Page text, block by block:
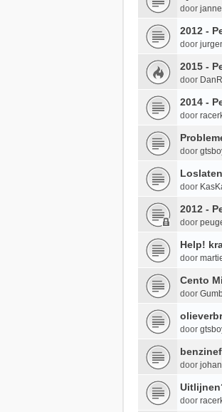
door
2012 -
door
2015 -
door
2014 -
door
door
door
2012 -
door
Help!
door
Cento
door
door
door
door